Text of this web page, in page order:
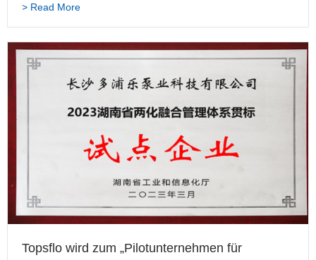
die Verjüngung der Erde. Die Menschen essen K…
> Read More
Topsflo wird zum „Pilotunternehmen für